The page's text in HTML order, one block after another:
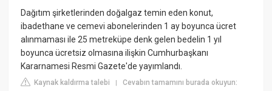
Dağıtım şirketlerinden doğalgaz temin eden konut,
ibadethane ve cemevi abonelerinden 1 ay boyunca ücret
alınmaması ile 25 metreküpe denk gelen bedelin 1 yıl
boyunca ücretsiz olmasına ilişkin Cumhurbaşkanı
Kararnamesi Resmi Gazete'de yayımlandı.
Kaynak kaldırma talebi |Cevabın tamamını burada okuyun: